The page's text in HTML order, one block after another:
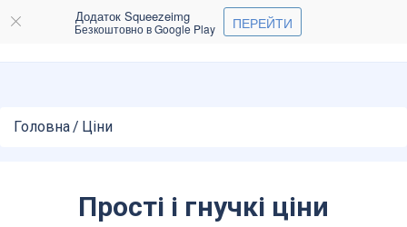
Додаток Squeezeimg
Безкоштовно в Google Play ПЕРЕЙТИ
Головна/ Ціни
Прості і гнучкі ціни